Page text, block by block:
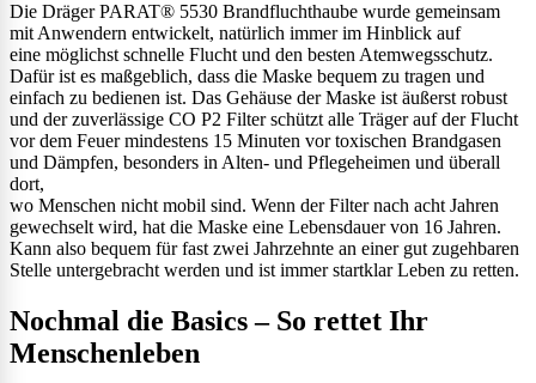
Die Dräger PARAT® 5530 Brandfluchthaube wurde gemeinsam
mit Anwendern entwickelt, natürlich immer im Hinblick auf
eine möglichst schnelle Flucht und den besten Atemwegsschutz.
Dafür ist es maßgeblich, dass die Maske bequem zu tragen und
einfach zu bedienen ist. Das Gehäuse der Maske ist äußerst robust
und der zuverlässige CO P2 Filter schützt alle Träger auf der Flucht
vor dem Feuer mindestens 15 Minuten vor toxischen Brandgasen
und Dämpfen, besonders in Alten- und Pflegeheimen und überall
dort,
wo Menschen nicht mobil sind. Wenn der Filter nach acht Jahren
gewechselt wird, hat die Maske eine Lebensdauer von 16 Jahren.
Kann also bequem für fast zwei Jahrzehnte an einer gut zugehbaren
Stelle untergebracht werden und ist immer startklar Leben zu retten.
Nochmal die Basics – So rettet Ihr
Menschenleben